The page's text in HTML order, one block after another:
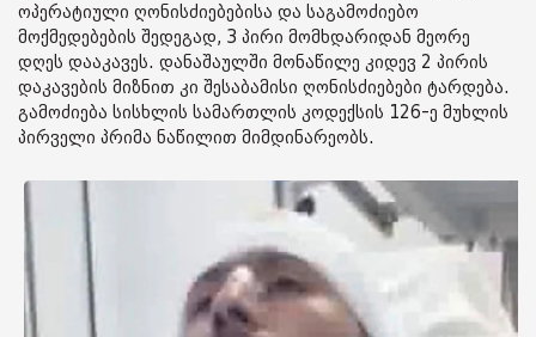
ოპერატიული ღონისძიებებისა და საგამოძიებო
მოქმედებების შედეგად, 3 პირი მომხდარიდან მეორე
დღეს დააკავეს. დანაშაულში მონაწილე კიდევ 2 პირის
დაკავების მიზნით კი შესაბამისი ღონისძიებები ტარდება.
გამოძიება სისხლის სამართლის კოდექსის 126-ე მუხლის
პირველი პრიმა ნაწილით მიმდინარეობს.